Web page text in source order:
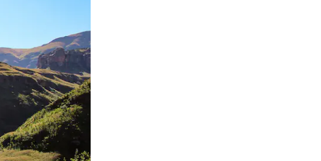
prsta.